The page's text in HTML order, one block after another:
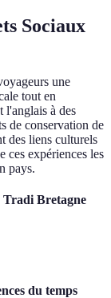
Sociaux
une
tout en
l'anglais à des
de conservation de
des liens culturels
ces expériences les
pays.
Tradi Bretagne
du temps